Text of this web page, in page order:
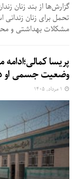
گزارش‌ها از بند زنان
تحمل برای زنان
مشکلات بهداشتی و
پریسا
وضعیت جسمی او